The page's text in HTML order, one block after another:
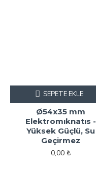
Ø54x35 mm
Elektromıknatıs -
Yüksek Güçlü, Su
Geçirmez
0,00 ₺
SEPETE EKLE